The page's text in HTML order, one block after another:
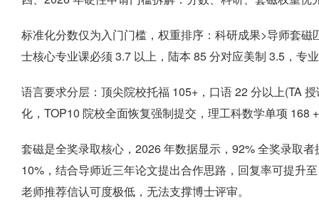
标准化分数仅为入门门槛，权重排序：科研成果>导师套
士核心专业课必须 3.7 以上，陆本 85 分对应美制 3.5，专
语言要求分层：顶尖院校托福 105+，口语 22 分以上(TA
化，TOP10 院校全面恢复强制提交，理工科数学单项 168
套磁是全奖录取核心，2026 年数据显示，92% 全奖录取
10%，结合导师近三年论文提出合作思路，回复率可提升
老师推荐信认可度极低，无法支撑博士评审。